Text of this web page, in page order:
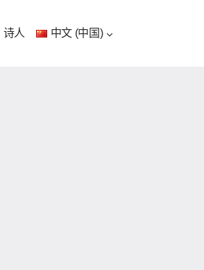
诗人 中文 (中国)